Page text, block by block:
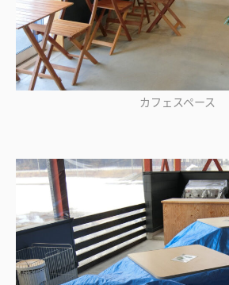
カフェスペース